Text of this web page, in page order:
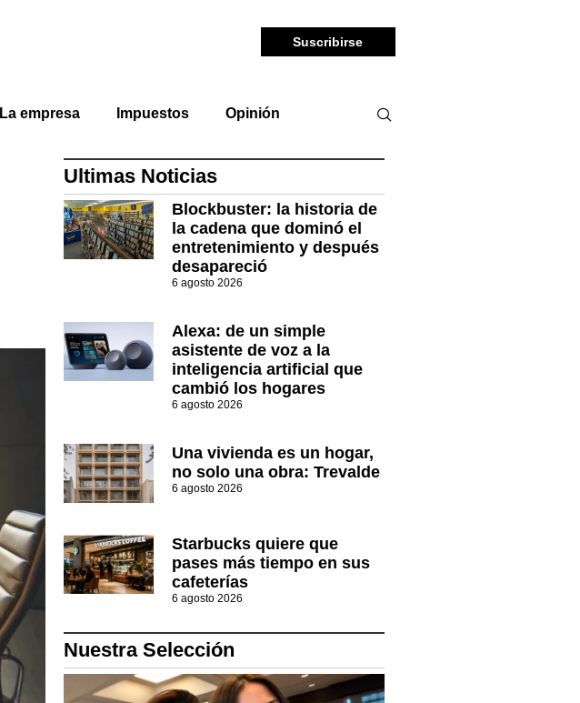
Suscribirse
La empresa Impuestos Opinión
Ultimas Noticias
Blockbuster: la historia de
la cadena que dominó el
entretenimiento y después
desapareció
6 agosto 2026
Alexa: de un simple
asistente de voz a la
inteligencia artificial que
cambió los hogares
6 agosto 2026
Una vivienda es un hogar,
no solo una obra: Trevalde
6 agosto 2026
Starbucks quiere que
pases más tiempo en sus
cafeterías
6 agosto 2026
Nuestra Selección